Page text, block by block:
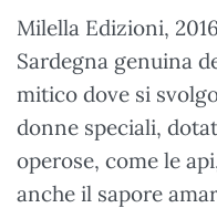
Milella Edizioni,
Sardegna genuina
mitico dove si
donne speciali,
operose, come le
anche il sapore